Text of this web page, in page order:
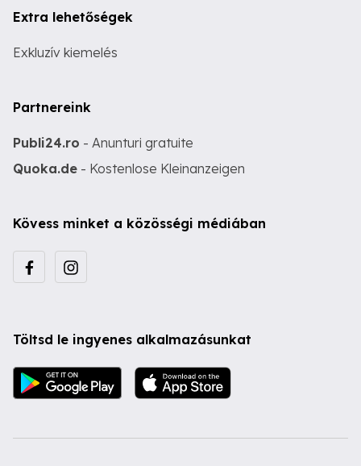
Extra lehetőségek
Exkluzív kiemelés
Partnereink
Publi24.ro - Anunturi gratuite
Quoka.de - Kostenlose Kleinanzeigen
Kövess minket a közösségi médiában
Töltsd le ingyenes alkalmazásunkat